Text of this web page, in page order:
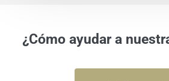
¿Cómo ayudar a